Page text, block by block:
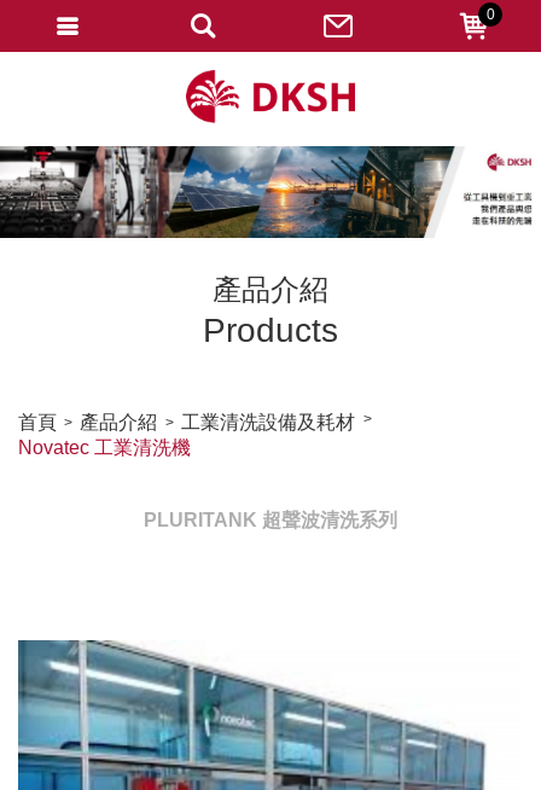
產品介紹
Products
首頁 產品介紹
工業清洗設備及耗材
Novatec 工業清洗機
PLURITANK 超聲波清洗系列
0
忘記密碼
變更密碼
修改個人資料
匯款通知